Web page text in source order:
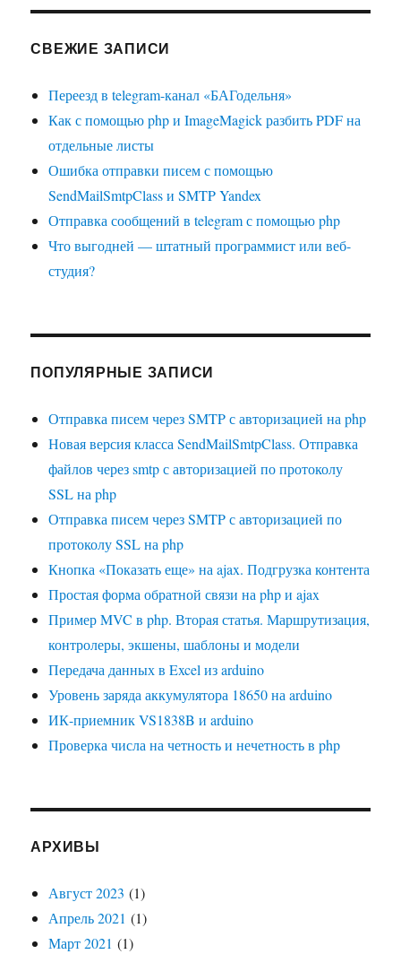
СВЕЖИЕ ЗАПИСИ
Переезд в telegram-канал «БАГодельня»
Как с помощью php и ImageMagick разбить PDF на
отдельные листы
Ошибка отправки писем с помощью
SendMailSmtpClass и SMTP Yandex
Отправка сообщений в telegram с помощью php
Что выгодней — штатный программист или веб-
студия?
ПОПУЛЯРНЫЕ ЗАПИСИ
Отправка писем через SMTP с авторизацией на php
Новая версия класса SendMailSmtpClass. Отправка
файлов через smtp с авторизацией по протоколу
SSL на php
Отправка писем через SMTP с авторизацией по
протоколу SSL на php
Кнопка «Показать еще» на ajax. Подгрузка контента
Простая форма обратной связи на php и ajax
Пример MVC в php. Вторая статья. Маршрутизация,
контролеры, экшены, шаблоны и модели
Передача данных в Excel из arduino
Уровень заряда аккумулятора 18650 на arduino
ИК-приемник VS1838B и arduino
Проверка числа на четность и нечетность в php
АРХИВЫ
Август 2023 (1)
Апрель 2021 (1)
Март 2021 (1)